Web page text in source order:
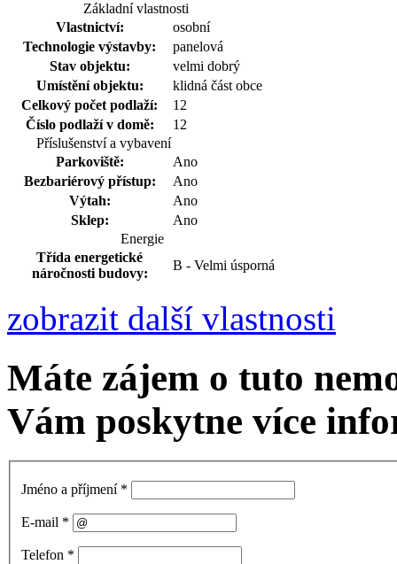
Základní vlastnosti
Vlastnictví:
osobní
Technologie výstavby:
panelová
Stav objektu:
velmi dobrý
Umístění objektu:
klidná část obce
Celkový počet podlaží:
12
Číslo podlaží v domě:
12
Příslušenství a vybavení
Parkoviště:
Ano
Bezbariérový přístup:
Ano
Výtah:
Ano
Sklep:
Ano
Energie
Třída energetické
náročnosti budovy:
B - Velmi úsporná
zobrazit další vlastnosti
Máte zájem o tuto
Vám poskytne více
Jméno a příjmení *
E-mail *
Telefon *